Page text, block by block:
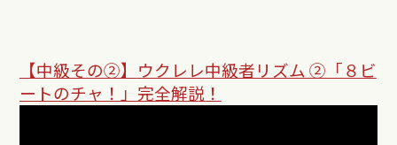
【中級その②】 ウクレレ中級者リズム ②「８ビ
ートのチャ！」完全解説！